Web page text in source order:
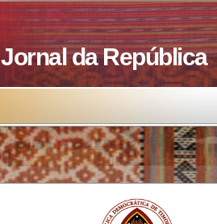
Jornal da República